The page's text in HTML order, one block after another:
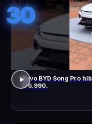
30
Novo BYD Song Pro
176.990.